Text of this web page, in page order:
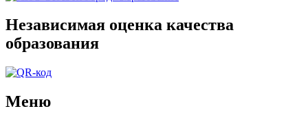
Независимая оценка качества
образования
Меню